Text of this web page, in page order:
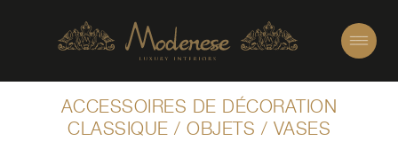
ACCESSOIRES DE DÉCORATION
CLASSIQUE / OBJETS / VASES